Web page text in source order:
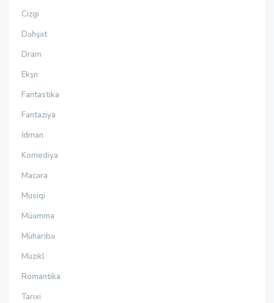
Cizgi
Dəhşət
Dram
Ekşn
Fantastika
Fantaziya
İdman
Komediya
Macəra
Musiqi
Müəmma
Müharibə
Müzikl
Romantika
Tarixi